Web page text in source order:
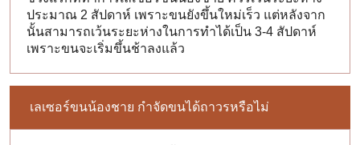
ประมาณ 2 สัปดาห์ เพราะขนยังขึ้นใหม่เร็ว แต่หลังจาก
นั้นสามารถเว้นระยะห่างในการทำได้เป็น 3-4 สัปดาห์
เพราะขนจะเริ่มขึ้นช้าลงแล้ว
เลเซอร์ขนน้องชาย กำจัดขนได้ถาวรหรือไม่